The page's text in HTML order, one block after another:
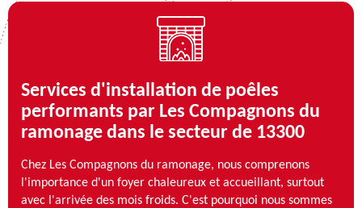
Services d'installation de poêles
performants par Les Compagnons du
ramonage dans le secteur de 13300
Chez Les Compagnons du ramonage, nous comprenons
l'importance d'un foyer chaleureux et accueillant, surtout
avec l'arrivée des mois froids. C'est pourquoi nous sommes